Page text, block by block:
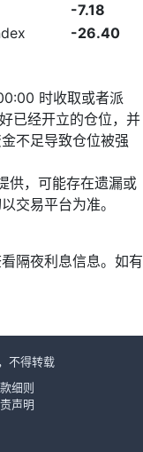
-7.18
-26.40
时收取或者派
已经开立的仓位，并
不足导致仓位被强
供，可能存在遗漏或
交易平台为准。
隔夜利息信息。如有
不得转载
细则
声明